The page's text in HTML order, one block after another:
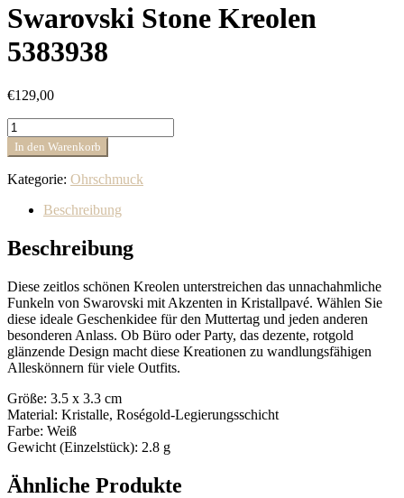
Swarovski Stone Kreolen
5383938
€129,00
Swarovski
Stone
Kreolen
5383938
Menge
In den Warenkorb
Kategorie: Ohrschmuck
Beschreibung
Beschreibung
Diese zeitlos schönen Kreolen unterstreichen das unnachahmliche
Funkeln von Swarovski mit Akzenten in Kristallpavé. Wählen Sie
diese ideale Geschenkidee für den Muttertag und jeden anderen
besonderen Anlass. Ob Büro oder Party, das dezente, rotgold
glänzende Design macht diese Kreationen zu wandlungsfähigen
Alleskönnern für viele Outfits.
Größe: 3.5 x 3.3 cm
Material: Kristalle, Roségold-Legierungsschicht
Farbe: Weiß
Gewicht (Einzelstück): 2.8 g
Ähnliche Produkte